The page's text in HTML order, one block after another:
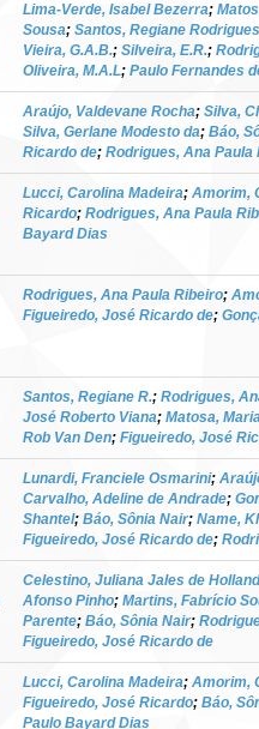
Lima-Verde, Isabel Bezerra;
Sousa; Santos, Regiane
Vieira, G.A.B.; Silveira, E.R.;
Oliveira, M.A.L; Paulo Fernandes
Araújo, Valdevane Rocha; Silva,
Silva, Gerlane Modesto da; Báo,
Ricardo de; Rodrigues, Ana Paula
Lucci, Carolina Madeira; Amorim,
Ricardo; Rodrigues, Ana Paula
Bayard Dias
Rodrigues, Ana Paula Ribeiro;
Figueiredo, José Ricardo de;
Santos, Regiane R.; Rodrigues,
José Roberto Viana; Matosa,
Rob Van Den; Figueiredo, José
Lunardi, Franciele Osmarini;
Carvalho, Adeline de Andrade;
Shantel; Báo, Sônia Nair; Name,
Figueiredo, José Ricardo de;
Celestino, Juliana Jales de
Afonso Pinho; Martins, Fabrício
Parente; Báo, Sônia Nair;
Figueiredo, José Ricardo de
Lucci, Carolina Madeira; Amorim,
Figueiredo, José Ricardo; Báo,
Paulo Bayard Dias